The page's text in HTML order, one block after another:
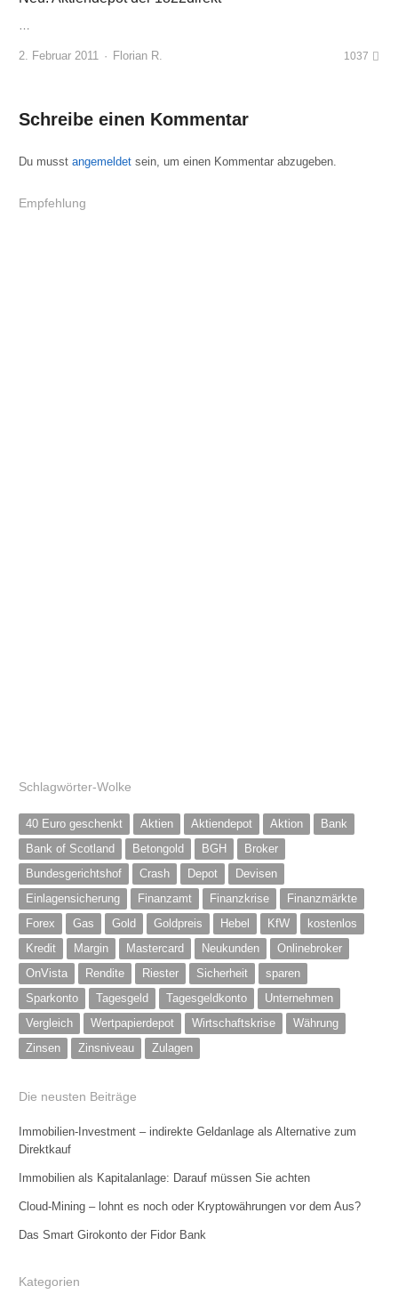
…
2. Februar 2011 Author
Florian R. 1037
Schreibe einen Kommentar
Du musst angemeldetsein, um einen Kommentar abzugeben.
Empfehlung
Schlagwörter-Wolke
40 Euro geschenkt Aktien Aktiendepot Aktion
Bank
Bank of Scotland
Betongold BGH
Broker
Bundesgerichtshof
Crash Depot
Devisen
Einlagensicherung
Finanzamt Finanzkrise
Finanzmärkte
Forex
Gas Gold Goldpreis Hebel KfW
kostenlos
Kredit
Margin Mastercard Neukunden
Onlinebroker
OnVista
Rendite Riester Sicherheit
sparen
Sparkonto
Tagesgeld Tagesgeldkonto
Unternehmen
Vergleich
Wertpapierdepot Wirtschaftskrise
Währung
Zinsen
Zinsniveau Zulagen
Die neusten Beiträge
Immobilien-Investment – indirekte Geldanlage als Alternative zum
Direktkauf
Immobilien als Kapitalanlage: Darauf müssen Sie achten
Cloud-Mining – lohnt es noch oder Kryptowährungen vor dem Aus?
Das Smart Girokonto der Fidor Bank
Kategorien